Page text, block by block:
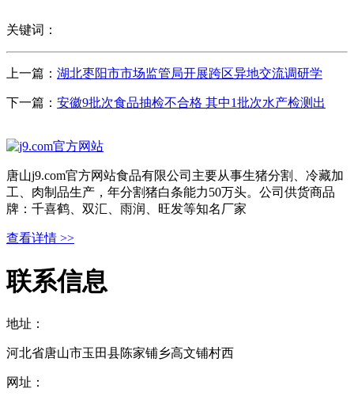
关键词：
上一篇： 湖北枣阳市市场监管局开展跨区异地交流调研学
下一篇： 安徽9批次食品抽检不合格 其中1批次水产检测出
唐山j9.com官方网站食品有限公司主要从事生猪分割、冷藏加
工、肉制品生产，年分割猪白条能力50万头。公司供货商品
牌：千喜鹤、双汇、雨润、旺发等知名厂家
查看详情 >>
联系信息
地址：
河北省唐山市玉田县陈家铺乡高文铺村西
网址：